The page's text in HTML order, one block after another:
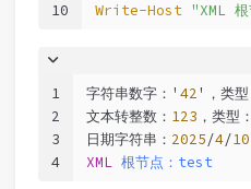
10
Write-Host "XML 根
1
2
3
4
字符串数字：' 42'，类型
文本转整数： 123 ，类
日期字符串： 2025/4/10
XML 根节点：test